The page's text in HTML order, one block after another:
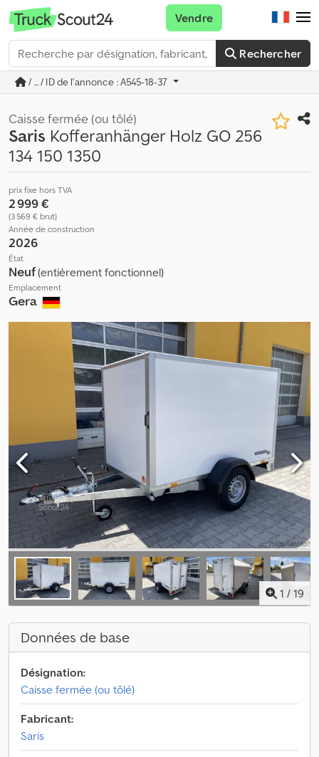
Rechercher
Vendre
/ ... / ID de l'annonce : A545-18-37
Caisse fermée (ou tôlé)
Saris Kofferanhänger Holz GO 256
134 150 1350
prix fixe hors TVA
2 999 €
(3 569 € brut)
Année de construction
2026
État
Neuf(entièrement fonctionnel)
Emplacement
Gera
1 / 19
Données de base
Désignation:
Caisse fermée (ou tôlé)
Fabricant:
Saris